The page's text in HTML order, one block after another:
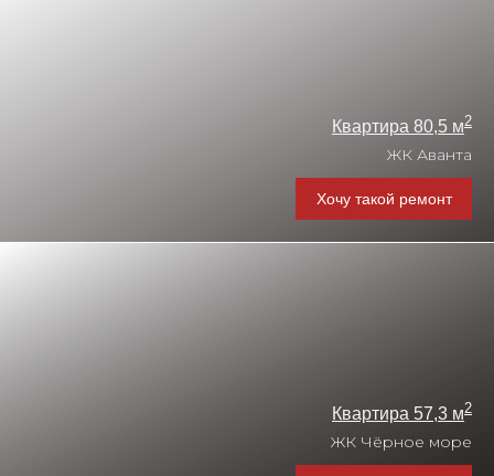
ЖК Аванта
Хочу такой ремонт
Квартира 80,5 м2
Квартира 57,3 м2
ЖК Чёрное море